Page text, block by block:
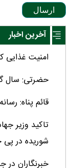
ارسال
آخرین اخبار
امنیت
حضرتی: سال
قائم پناه:
تاکید وزیر
شوریده در
خبرنگاران در